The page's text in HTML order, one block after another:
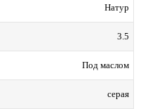
Натур
3.5
Под маслом
серая